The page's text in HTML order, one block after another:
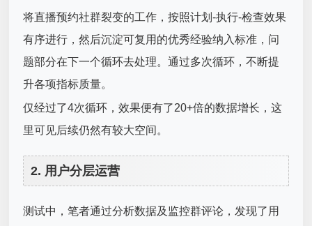
将直播预约社群裂变的工作，按照计划-执行-检查效果
有序进行，然后沉淀可复用的优秀经验纳入标准，问
题部分在下一个循环去处理。通过多次循环，不断提
升各项指标质量。
仅经过了4次循环，效果便有了20+倍的数据增长，这
里可见后续仍然有较大空间。
2. 用户分层运营
测试中，笔者通过分析数据及监控群评论，发现了用